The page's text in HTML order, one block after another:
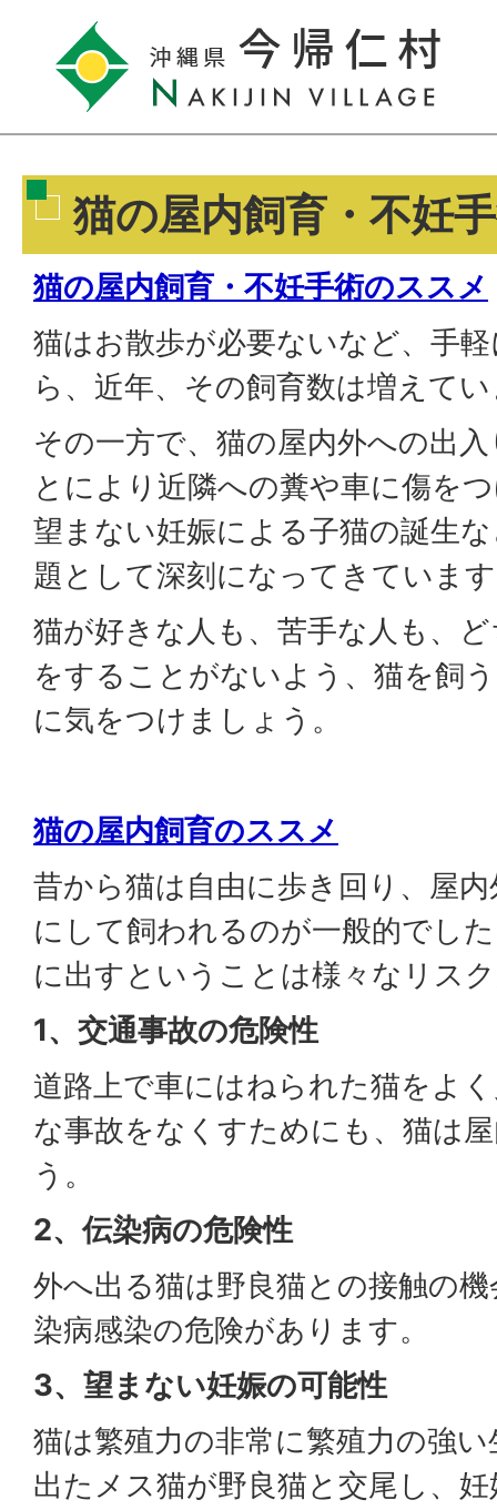
猫の屋内飼育・不妊
猫の屋内飼育・不妊手術のススメ
猫はお散歩が必要ないなど、手
ら、近年、その飼育数は増えて
その一方で、猫の屋内外への出
とにより近隣への糞や車に傷を
望まない妊娠による子猫の誕生
題として深刻になってきていま
猫が好きな人も、苦手な人も、
をすることがないよう、猫を飼
に気をつけましょう。
猫の屋内飼育のススメ
昔から猫は自由に歩き回り、屋
にして飼われるのが一般的でし
に出すということは様々なリス
1、交通事故の危険性
道路上で車にはねられた猫をよ
な事故をなくすためにも、猫は
う。
2、伝染病の危険性
外へ出る猫は野良猫との接触の
染病感染の危険があります。
3、望まない妊娠の可能性
猫は繁殖力の非常に繁殖力の強
出たメス猫が野良猫と交尾し、